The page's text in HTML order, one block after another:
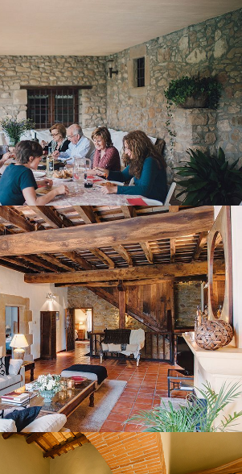
PRIMERA PLANTA
HABITACIÓ 1